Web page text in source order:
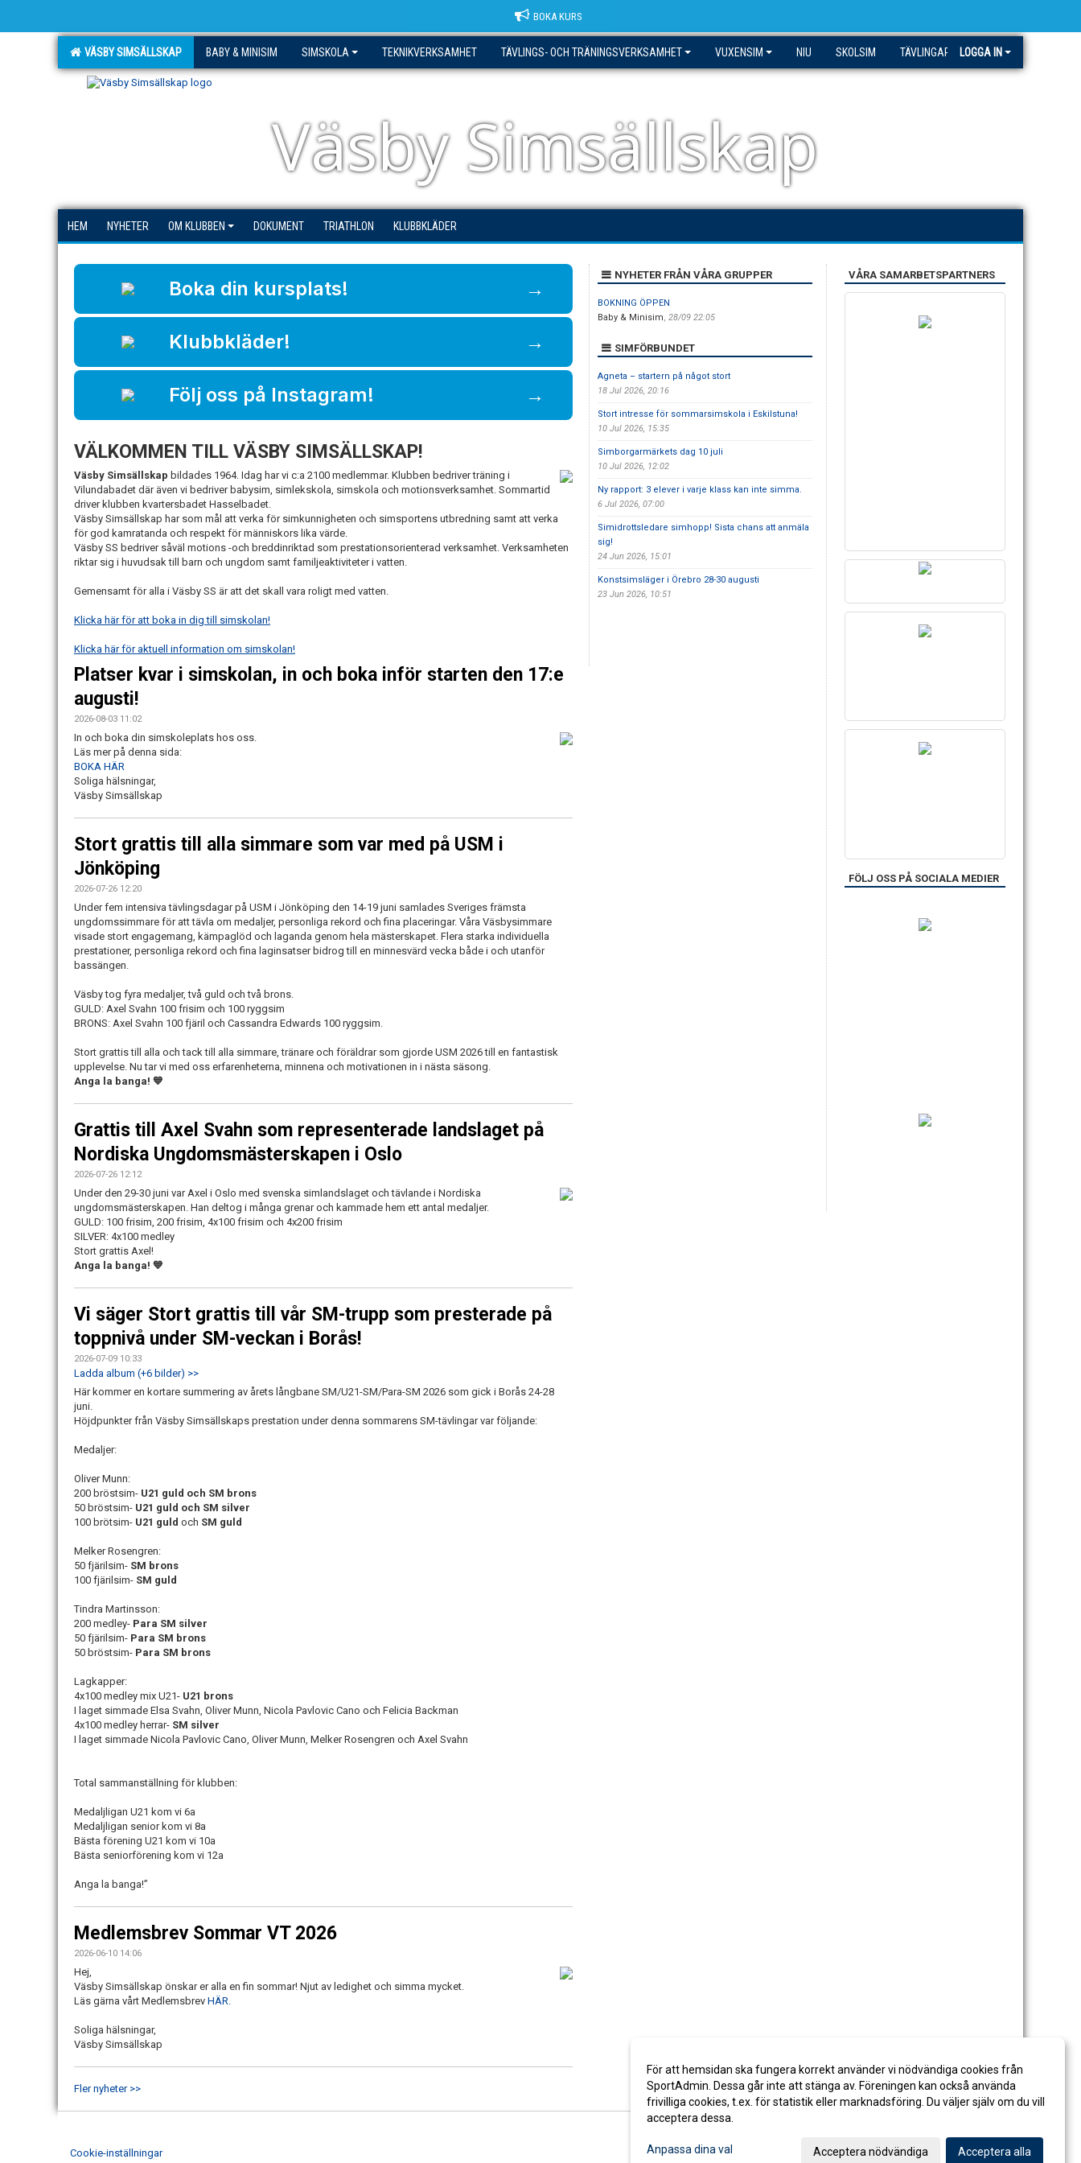
BOKA KURS
VÄSBY SIMSÄLLSKAP BABY & MINISIM SIMSKOLA TEKNIKVERKSAMHET TÄVLINGS- OCH TRÄNINGSVERKSAMHET VUXENSIM NIU SKOLSIM TÄVLINGAR LOGGA IN
Väsby Simsällskap
HEM NYHETER OM KLUBBEN DOKUMENT TRIATHLON KLUBBKLÄDER
Boka din kursplats! →
Klubbkläder! →
Följ oss på Instagram! →
VÄLKOMMEN TILL VÄSBY SIMSÄLLSKAP!
Väsby Simsällskap bildades 1964. Idag har vi c:a 2100 medlemmar. Klubben bedriver träning i
Vilundabadet där även vi bedriver babysim, simlekskola, simskola och motionsverksamhet. Sommartid
driver klubben kvartersbadet Hasselbadet.
Väsby Simsällskap har som mål att verka för simkunnigheten och simsportens utbredning samt att verka
för god kamratanda och respekt för människors lika värde.
Väsby SS bedriver såväl motions -och breddinriktad som prestationsorienterad verksamhet. Verksamheten
riktar sig i huvudsak till barn och ungdom samt familjeaktiviteter i vatten.
Gemensamt för alla i Väsby SS är att det skall vara roligt med vatten.
Klicka här för att boka in dig till simskolan!
Klicka här för aktuell information om simskolan!
Platser kvar i simskolan, in och boka inför starten den 17:e
augusti!
2026-08-03 11:02
In och boka din simskoleplats hos oss.
Läs mer på denna sida:
BOKA HÄR
Soliga hälsningar,
Väsby Simsällskap
Stort grattis till alla simmare som var med på USM i
Jönköping
2026-07-26 12:20
Under fem intensiva tävlingsdagar på USM i Jönköping den 14-19 juni samlades Sveriges främsta
ungdomssimmare för att tävla om medaljer, personliga rekord och fina placeringar. Våra Väsbysimmare
visade stort engagemang, kämpaglöd och laganda genom hela mästerskapet. Flera starka individuella
prestationer, personliga rekord och fina laginsatser bidrog till en minnesvärd vecka både i och utanför
bassängen.
Väsby tog fyra medaljer, två guld och två brons.
GULD: Axel Svahn 100 frisim och 100 ryggsim
BRONS: Axel Svahn 100 fjäril och Cassandra Edwards 100 ryggsim.
Stort grattis till alla och tack till alla simmare, tränare och föräldrar som gjorde USM 2026 till en fantastisk
upplevelse. Nu tar vi med oss erfarenheterna, minnena och motivationen in i nästa säsong.
Anga la banga! 💙
Grattis till Axel Svahn som representerade landslaget på
Nordiska Ungdomsmästerskapen i Oslo
2026-07-26 12:12
Under den 29-30 juni var Axel i Oslo med svenska simlandslaget och tävlande i Nordiska
ungdomsmästerskapen. Han deltog i många grenar och kammade hem ett antal medaljer.
GULD: 100 frisim, 200 frisim, 4x100 frisim och 4x200 frisim
SILVER: 4x100 medley
Stort grattis Axel!
Anga la banga! 💙
Vi säger Stort grattis till vår SM-trupp som presterade på
toppnivå under SM-veckan i Borås!
2026-07-09 10:33
Ladda album (+6 bilder) >>
Här kommer en kortare summering av årets långbane SM/U21-SM/Para-SM 2026 som gick i Borås 24-28
juni.
Höjdpunkter från Väsby Simsällskaps prestation under denna sommarens SM-tävlingar var följande:
Medaljer:
Oliver Munn:
200 bröstsim- U21 guld och SM brons
50 bröstsim- U21 guld och SM silver
100 brötsim- U21 guld och SM guld
Melker Rosengren:
50 fjärilsim- SM brons
100 fjärilsim- SM guld
Tindra Martinsson:
200 medley- Para SM silver
50 fjärilsim- Para SM brons
50 bröstsim- Para SM brons
Lagkapper:
4x100 medley mix U21- U21 brons
I laget simmade Elsa Svahn, Oliver Munn, Nicola Pavlovic Cano och Felicia Backman
4x100 medley herrar- SM silver
I laget simmade Nicola Pavlovic Cano, Oliver Munn, Melker Rosengren och Axel Svahn
Total sammanställning för klubben:
Medaljligan U21 kom vi 6a
Medaljligan senior kom vi 8a
Bästa förening U21 kom vi 10a
Bästa seniorförening kom vi 12a
Anga la banga!”
Medlemsbrev Sommar VT 2026
2026-06-10 14:06
Hej,
Väsby Simsällskap önskar er alla en fin sommar! Njut av ledighet och simma mycket.
Läs gärna vårt Medlemsbrev HÄR.
Soliga hälsningar,
Väsby Simsällskap
Fler nyheter >>
NYHETER FRÅN VÅRA GRUPPER
BOKNING ÖPPEN
Baby & Minisim, 28/09 22:05
SIMFÖRBUNDET
Agneta – startern på något stort
18 Jul 2026, 20:16
Stort intresse för sommarsimskola i Eskilstuna!
10 Jul 2026, 15:35
Simborgarmärkets dag 10 juli
10 Jul 2026, 12:02
Ny rapport: 3 elever i varje klass kan inte simma.
6 Jul 2026, 07:00
Simidrottsledare simhopp! Sista chans att anmäla
sig!
24 Jun 2026, 15:01
Konstsimsläger i Örebro 28-30 augusti
23 Jun 2026, 10:51
VÅRA SAMARBETSPARTNERS
FÖLJ OSS PÅ SOCIALA MEDIER
Cookie-inställningar
För att hemsidan ska fungera korrekt använder vi nödvändiga cookies från
SportAdmin. Dessa går inte att stänga av. Föreningen kan också använda
frivilliga cookies, t.ex. för statistik eller marknadsföring. Du väljer själv om du vill
acceptera dessa.
Anpassa dina val Acceptera nödvändiga Acceptera alla